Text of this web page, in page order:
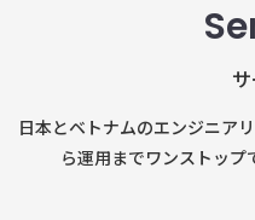
日本とベトナムのエンジニア
ら運用までワンストップ